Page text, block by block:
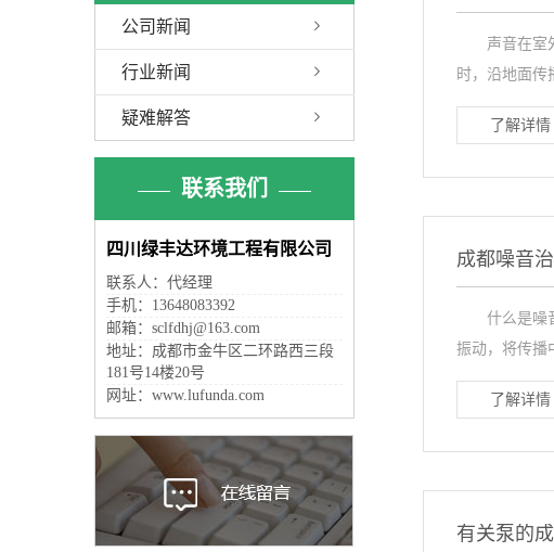
公司新闻
行业新闻
疑难解答
联系我们
四川绿丰达环境工程有限公司
联系人：代经理
手机：13648083392
邮箱：sclfdhj@163.com
地址：成都市金牛区二环路西三段
181号14楼20号
网址：www.lufunda.com
声音在室外
时，沿地面传
了解详
成都噪音
什么是噪音
振动，将传播
了解详
有关泵的